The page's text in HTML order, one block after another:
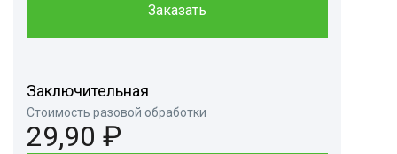
Заказать
Заключительная
Стоимость разовой обработки
29,90 ₽